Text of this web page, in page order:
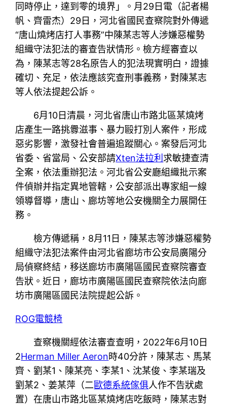
同時停止，達到零的境界」。月29日電（記者楊
帆、齊雷杰）29日，河北省國民查察院對外傳遞
“唐山燒烤店打人事務”中陳某志等人涉嫌惡權勢
組織守法犯法的審查告狀情形。檢方經審查以
為，陳某志等28名原告人的犯法現實明白，證據
確切、充足，依法應該究查刑事義務，對陳某志
等人依法提起公訴。
6月10日清晨，河北省唐山市路北區某燒烤
店產生一路挑釁滋事、暴力毆打別人案件，形成
惡劣影響，激發社會普遍追蹤關心。案發后河北
省委、省當局、公安部請Xten法拉利 求敏捷查清
全案，依法重辦犯法。河北省公安廳組織批示案
件偵辦并指定異地管轄，公安部派出專家組一線
領導督導，唐山、廊坊等地公安機關全力展開任
務。
檢方傳遞稱，8月11日，陳某志等涉嫌惡權勢
組織守法犯法案件由河北省廊坊市公安局廣陽分
局偵察終結，移送廊坊市廣陽區國民查察院審查
告狀。近日，廊坊市廣陽區國民查察院依法向廊
坊市廣陽區國民法院提起公訴。
ROG電競椅
查察機關經依法審查查明，2022年6月10日
2Herman Miller Aeron時40分許，陳某志、馬某
齊、劉某1、陳某亮、李某1、沈某俊、李某瑞及
劉某2、姜某萍（二歐德系統傢俱人作不告狀處
置）在唐山市路北區某燒烤店吃飯時，陳某志對